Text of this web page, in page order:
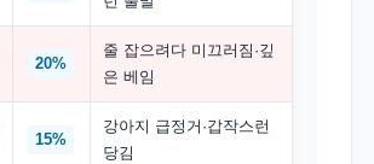
20%
줄 잡으려다 미끄러짐·깊
은 베임
15%
강아지 급정거·갑작스런
당김